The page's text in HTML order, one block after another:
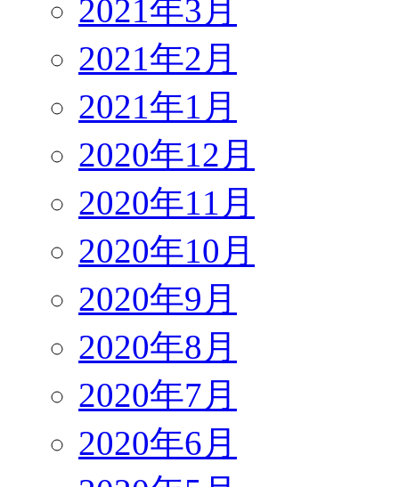
2021年3月
2021年2月
2021年1月
2020年12月
2020年11月
2020年10月
2020年9月
2020年8月
2020年7月
2020年6月